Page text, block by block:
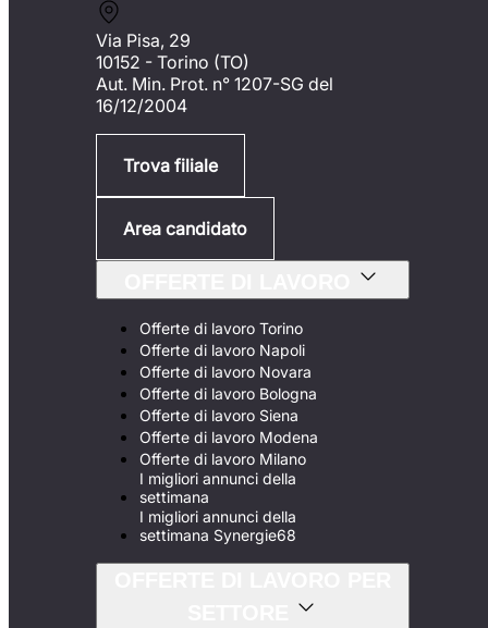
Via Pisa, 29
10152 - Torino (TO)
Aut. Min. Prot. n° 1207-SG del
16/12/2004
Trova filiale
Area candidato
Offerte di lavoro Torino
Offerte di lavoro Napoli
Offerte di lavoro Novara
Offerte di lavoro Bologna
Offerte di lavoro Siena
Offerte di lavoro Modena
Offerte di lavoro Milano
I migliori annunci della
settimana
I migliori annunci della
settimana Synergie68